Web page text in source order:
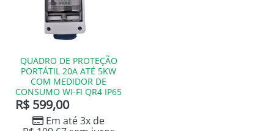
QUADRO DE PROTEÇÃO
PORTÁTIL 20A ATÉ 5KW
COM MEDIDOR DE
CONSUMO WI-FI QR4 IP65
R$ 599,00
Em até 3x de